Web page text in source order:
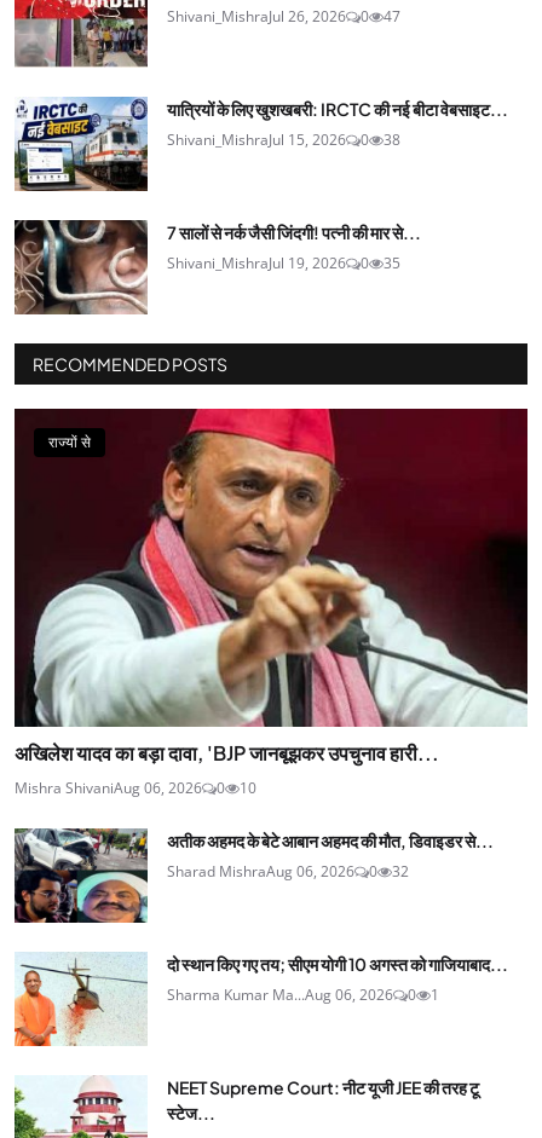
Shivani_MishraJul 26, 2026 0 47
यात्रियों के लिए खुशखबरी: IRCTC की नई बीटा वेबसाइट...
Shivani_MishraJul 15, 2026 0 38
7 सालों से नर्क जैसी जिंदगी! पत्नी की मार से...
Shivani_MishraJul 19, 2026 0 35
RECOMMENDED POSTS
राज्यों से
अखिलेश यादव का बड़ा दावा, 'BJP जानबूझकर उपचुनाव हारी...
Mishra ShivaniAug 06, 2026 0 10
अतीक अहमद के बेटे आबान अहमद की मौत, डिवाइडर से...
Sharad MishraAug 06, 2026 0 32
दो स्थान किए गए तय; सीएम योगी 10 अगस्त को गाजियाबाद...
Sharma Kumar Ma...Aug 06, 2026 0 1
NEET Supreme Court: नीट यूजी JEE की तरह टू
स्टेज...